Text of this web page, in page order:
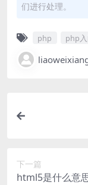
们进行处理。
php php
下一篇
html5是什么意